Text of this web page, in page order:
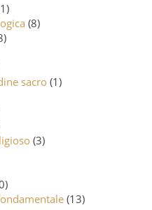
(8)
sacro (1)
(3)
(13)